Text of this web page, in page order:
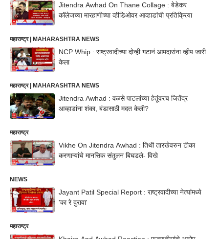
Jitendra Awhad On Thane Collage : बेडेकर
कॉलेजच्या मारहाणीच्या व्हीडिओवर आव्हाडांची प्रतिक्रिया
महाराष्ट्र | MAHARASHTRA NEWS
NCP Whip : राष्ट्रवादीच्या दोन्ही गटानं आमदारांना व्हीप जारी
केला
महाराष्ट्र | MAHARASHTRA NEWS
Jitendra Awhad : वळसे पाटलांच्या हेतूंवरच जितेंद्र
आव्हाडांना शंका, बंडासाठी मदत केली?
महाराष्ट्र
Vikhe On Jitendra Awhad : तिथी तारखेवरुन टीका
करणाऱ्यांचे मानसिक संतुलन बिघडले- विखे
NEWS
Jayant Patil Special Report : राष्ट्रवादीच्या नेत्यांमध्ये
'का रे दुरावा'
महाराष्ट्र